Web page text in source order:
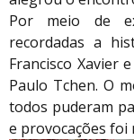
Por meio de
recordadas a
Francisco Xavier
Paulo Tchen. O
todos puderam
e provocações foi